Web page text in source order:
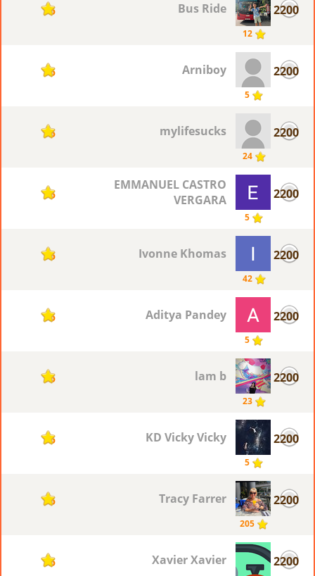
2200
12
Bus Ride
5
2200
5
Arniboy
5
2200
24
mylifesucks
5
2200
5
EMMANUEL CASTRO
VERGARA
5
2200
42
Ivonne Khomas
5
2200
5
Aditya Pandey
5
2200
23
lam b
5
2200
5
KD Vicky Vicky
5
2200
205
Tracy Farrer
5
2200
Xavier Xavier
5